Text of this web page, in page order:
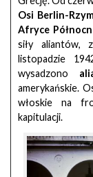
Osi Berlin-
Afryce
siły aliantów,
listopadzie
wysadzono
amerykańskie.
włoskie na
kapitulacji.